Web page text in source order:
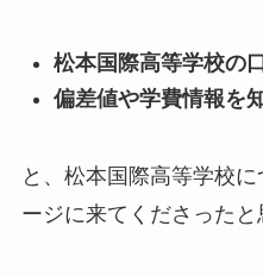
松本国際高等学校の
偏差値や学費情報を
と、松本国際高等学校
ージに来てくださったと